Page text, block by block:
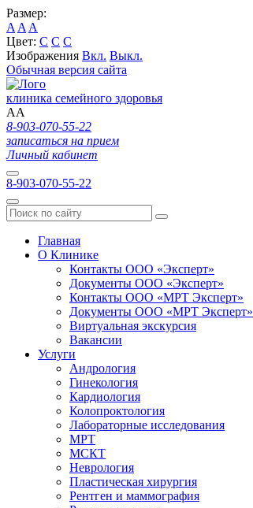
Размер:
A A A
Цвет: C C C
Изображения Вкл. Выкл.
Обычная версия сайта
клиника семейного здоровья
AA
8-903-070-55-22
записаться на прием
Личный кабинет
8-903-070-55-22
Главная
О Клинике
Контакты ООО «Эксперт»
Документы ООО «Эксперт»
Контакты ООО «МРТ Эксперт»
Документы ООО «МРТ Эксперт»
Виртуальная экскурсия
Вакансии
Услуги
Андрология
Гинекология
Кардиология
Колопроктология
Лабораторные исследования
МРТ
МСКТ
Неврология
Пластическая хирургия
Рентген и маммография